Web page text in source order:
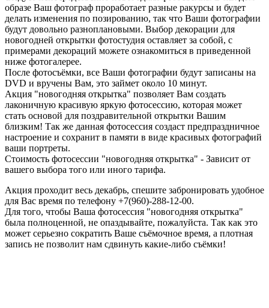
образе Ваш фотограф проработает разные ракурсы и будет
делать изменения по позированию, так что Ваши фотографии
будут довольно разноплановыми. Выбор декорации для
новогодней открытки фотостудия оставляет за собой, с
примерами декораций можете ознакомиться в приведенной
ниже фотогалерее.
После фотосъёмки, все Ваши фотографии будут записаны на
DVD и вручены Вам, это займет около 10 минут.
Акция "новогодняя открытка" позволяет Вам создать
лаконичную красивую яркую фотосессию, которая может
стать основой для поздравительной открытки Вашим
близким! Так же данная фотосессия создаст предпраздничное
настроение и сохранит в памяти в виде красивых фотографий
ваши портреты.
Стоимость фотосессии "новогодняя открытка" - Зависит от
вашего выбора того или иного тарифа.
Акция проходит весь декабрь, спешите забронировать удобное
для Вас время по телефону +7(960)-288-12-00.
Для того, чтобы Ваша фотосессия "новогодняя открытка"
была полноценной, не опаздывайте, пожалуйста. Так как это
может серьезно сократить Ваше съёмочное время, а плотная
запись не позволит нам сдвинуть какие-либо съёмки!